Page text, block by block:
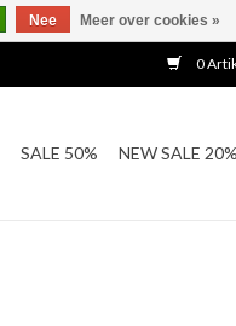
0
SALE 50% NEW SALE 20%
Nee Meer over cookies »